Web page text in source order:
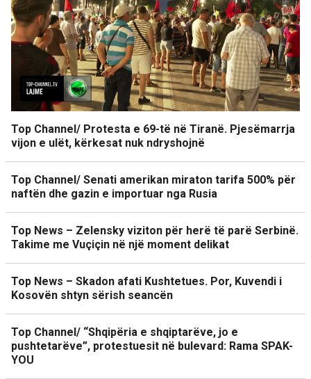
Top Channel/ Protesta e 69-të në Tiranë. Pjesëmarrja
vijon e ulët, kërkesat nuk ndryshojnë
Top Channel/ Senati amerikan miraton tarifa 500% për
naftën dhe gazin e importuar nga Rusia
Top News – Zelensky viziton për herë të parë Serbinë.
Takime me Vuçiçin në një moment delikat
Top News – Skadon afati Kushtetues. Por, Kuvendi i
Kosovën shtyn sërish seancën
Top Channel/ “Shqipëria e shqiptarëve, jo e
pushtetarëve”, protestuesit në bulevard: Rama SPAK-
YOU